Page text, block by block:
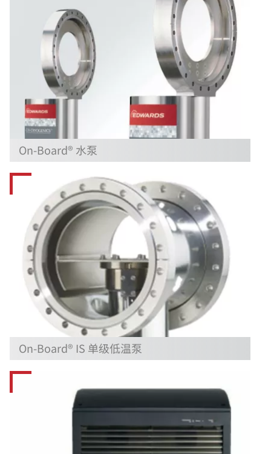
On-Board® 水泵
On-Board® IS 单级低温泵